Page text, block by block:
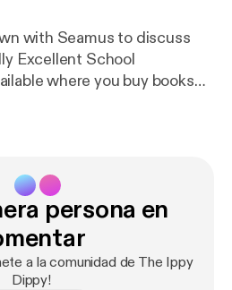
with Seamus to discuss
Excellent School
where you buy books
presents a model for
from Kate's experience
school through key
persona en
a la comunidad de The Ippy
Dippy!